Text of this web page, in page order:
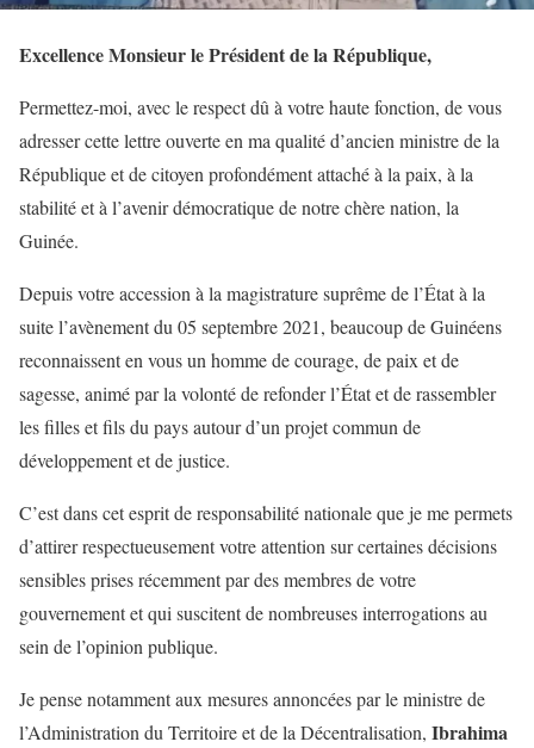
Excellence Monsieur le Président de la République,
Permettez-moi, avec le respect dû à votre haute fonction, de vous
adresser cette lettre ouverte en ma qualité d’ancien ministre de la
République et de citoyen profondément attaché à la paix, à la
stabilité et à l’avenir démocratique de notre chère nation, la
Guinée.
Depuis votre accession à la magistrature suprême de l’État à la
suite l’avènement du 05 septembre 2021, beaucoup de Guinéens
reconnaissent en vous un homme de courage, de paix et de
sagesse, animé par la volonté de refonder l’État et de rassembler
les filles et fils du pays autour d’un projet commun de
développement et de justice.
C’est dans cet esprit de responsabilité nationale que je me permets
d’attirer respectueusement votre attention sur certaines décisions
sensibles prises récemment par des membres de votre
gouvernement et qui suscitent de nombreuses interrogations au
sein de l’opinion publique.
Je pense notamment aux mesures annoncées par le ministre de
l’Administration du Territoire et de la Décentralisation, Ibrahima